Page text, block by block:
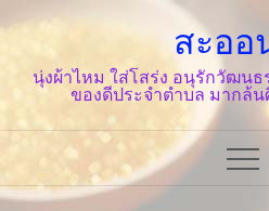
content
สะออ
นุ่งผ้าไหม ใส่โสร่ง อนุรักวัฒน
ของดีประจำตำบล มากล้